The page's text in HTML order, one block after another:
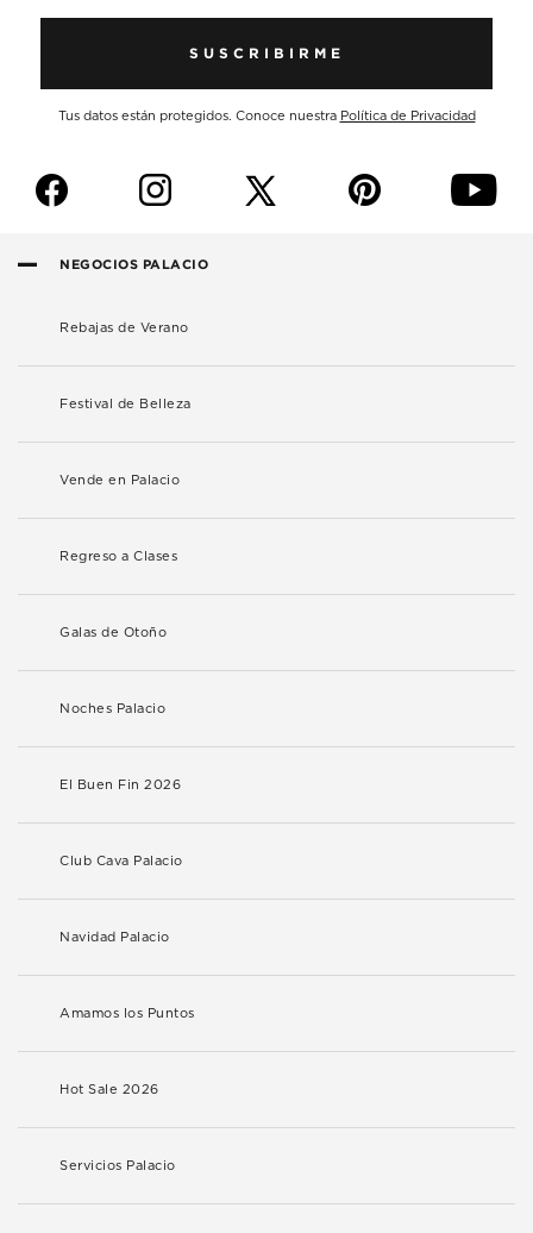
SUSCRIBIRME
Tus datos están protegidos. Conoce nuestra Política de Privacidad
f i p y
NEGOCIOS PALACIO
Rebajas de Verano
Festival de Belleza
Vende en Palacio
Regreso a Clases
Galas de Otoño
Noches Palacio
El Buen Fin 2026
Club Cava Palacio
Navidad Palacio
Amamos los Puntos
Hot Sale 2026
Servicios Palacio